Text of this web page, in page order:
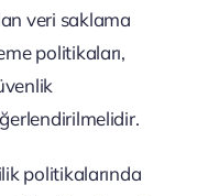
veri saklama
politikaları,
politikalarında